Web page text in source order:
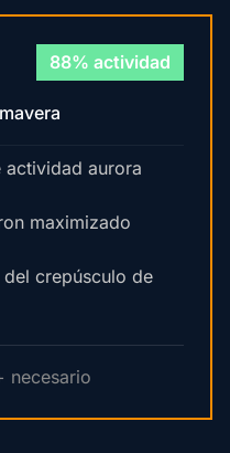
88% actividad
actividad aurora
maximizado
crepúsculo de
necesario